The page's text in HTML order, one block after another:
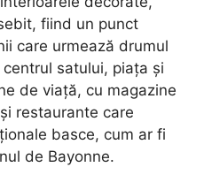
fiind un punct
care urmează drumul
satului, piața și
de viață, cu magazine
restaurante care
basce, cum ar fi
de Bayonne.